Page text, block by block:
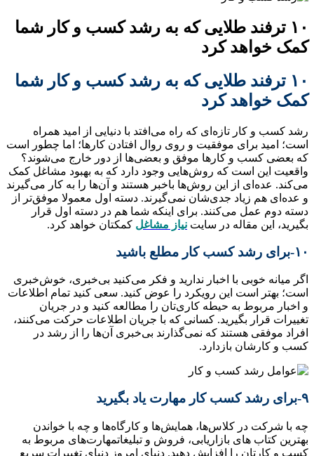
۱۰ ترفند طلایی که به رشد کسب و کار شما
کمک خواهد کرد
۱۰ ترفند طلایی که به رشد کسب و کار شما
کمک خواهد کرد
رشد کسب و کار تازه‌ای که راه می‌افتد با دنیایی از امید همراه
است؛ امید برای موفقیت و روی روال افتادن کارها؛ اما چطور است
که بعضی کسب و کارها موفق و بعضی‌ها از دور خارج می‌شوند؟
واقعیت این است که روش‌هایی وجود دارد که به بهبود مشاغل کمک
می‌کند. عده‌ای از این روش‌ها باخبر هستند و آن‌ها را به کار می‌گیرند
و عده‌ای هم زیاد جدی‌شان نمی‌گیرند. دسته اول معمولا موفق‌تر از
دسته دوم عمل می‌کنند. برای اینکه شما هم در دسته اول قرار
بگیرید، این مقاله در سایت نیاز مشاغل کمکتان خواهد کرد.
۱۰-برای رشد کسب کار مطلع باشید
اگر میانه خوبی با اخبار ندارید و فکر می‌کنید بی‌خبری، خوش‌خبری
است؛ بهتر است این رویکرد را عوض کنید. سعی کنید تمام اطلاعات
و اخبار مربوط به حیطه کاری‌تان را مطالعه کنید و در جریان
تغییرات قرار بگیرید. کسانی که با جریان اطلاعات حرکت می‌کنند،
افراد موفقی هستند که نمی‌گذارند بی‌خبری آن‌ها را از رشد در
کسب و کارشان بازدارد.
۹-برای رشد کسب کار مهارت یاد بگیرید
چه با شرکت در کلاس‌ها، همایش‌ها و کارگاه‌ها و چه با خواندن
بهترین کتاب های بازاریابی، فروش و تبلیغاتمهارت‌های مربوط به
کسب و کارتان را افزایش دهید. دنیای امروز دنیای تغییرات سریع